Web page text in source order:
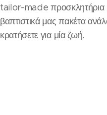
tailor-made προσκλητήρια
βαπτιστικά μας πακέτα
κρατήσετε για μία ζωή.